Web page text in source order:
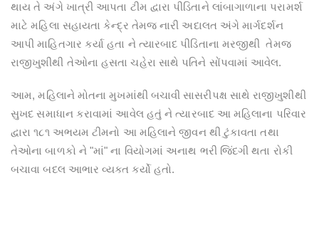
થાય તે અંગે ખાત્રી આપતા ટીમ દ્વારા પીડિતાને લાંબાગાળાના પરામર્શ
માટે મહિલા સહાયતા કેન્દ્ર તેમજ નારી અદાલત અંગે માર્ગદર્શન
આપી માહિતગાર કર્યા હતા ને ત્યારબાદ પીડિતાના મરજીથી તેમજ
રાજીખુશીથી તેઓના હસતા ચહેરા સાથે પતિને સોંપવામાં આવેલ.
આમ, મહિલાને મોતના મુખમાંથી બચાવી સાસરીપક્ષ સાથે રાજીખુશીથી
સુખદ સમાધાન કરાવામાં આવેલ હતું ને ત્યારબાદ આ મહિલાના પરિવાર
દ્વારા ૧૮૧ અભયમ ટીમનો આ મહિલાને જીવન થી ટુંકાવતા તથા
તેઓના બાળકો ને "માં" ના વિયોગમાં અનાથ ભરી જિંદગી થતા રોકી
બચાવા બદલ આભાર વ્યક્ત કર્યો હતો.